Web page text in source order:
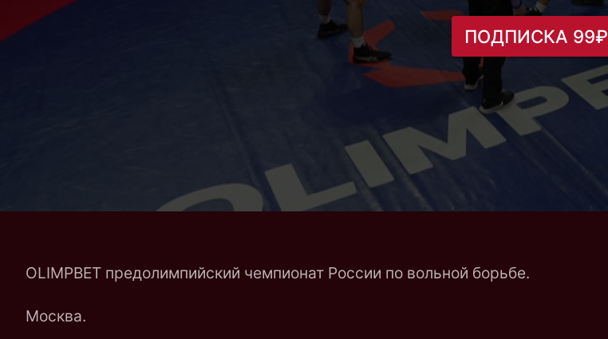
ПОДПИСКА 99₽
OLIMPBET предолимпийский чемпионат России по вольной борьбе.
Москва.